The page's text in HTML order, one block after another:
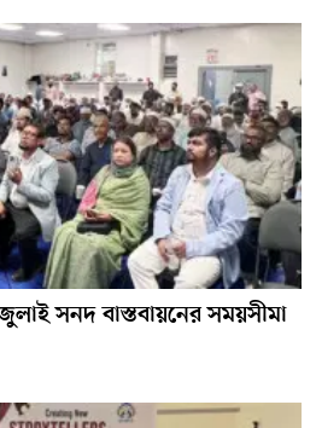
সনদ বাস্তবায়নের সময়সীমা